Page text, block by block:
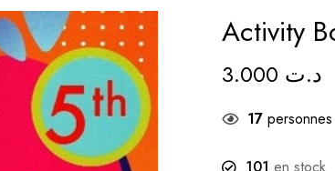
Activity
د.ت
17